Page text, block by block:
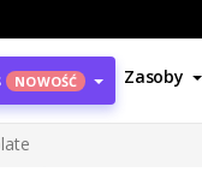
NOWOŚĆ Zasoby